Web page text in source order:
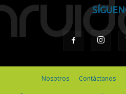
Nosotros Contáctanos